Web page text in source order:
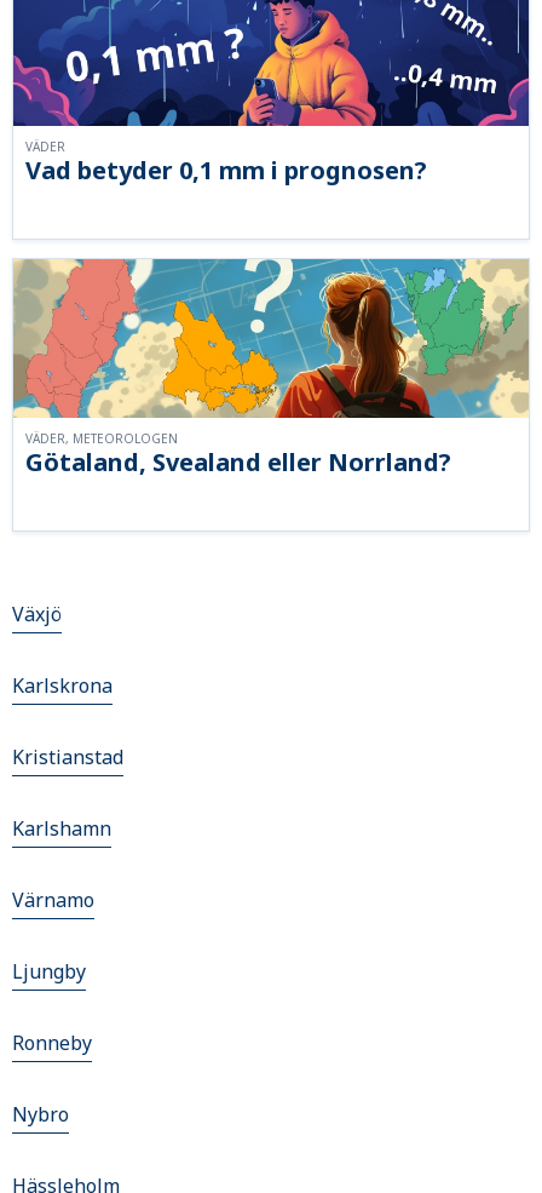
Vad betyder 0,1 mm i prognosen?
VÄDER
Götaland, Svealand eller Norrland?
VÄDER, METEOROLOGEN
Växjö
Karlskrona
Kristianstad
Karlshamn
Värnamo
Ljungby
Ronneby
Nybro
Hässleholm